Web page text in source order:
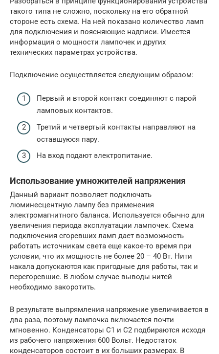
такого типа не сложно, поскольку на его обратной
стороне есть схема. На ней показано количество ламп
для подключения и поясняющие надписи. Имеется
информация о мощности лампочек и других
технических параметрах устройства.
Подключение осуществляется следующим образом:
Первый и второй контакт соединяют с парой
ламповых контактов.
Третий и четвертый контакты направляют на
оставшуюся пару.
На вход подают электропитание.
Использование умножителей напряжения
Данный вариант позволяет подключать
люминесцентную лампу без применения
электромагнитного баланса. Используется обычно для
увеличения периода эксплуатации лампочек. Схема
подключения сгоревших ламп дает возможность
работать источникам света еще какое-то время при
условии, что их мощность не более 20 – 40 Вт. Нити
накала допускаются как пригодные для работы, так и
перегоревшие. В любом случае выводы нитей
необходимо закоротить.
В результате выпрямления напряжение увеличивается в
два раза, поэтому лампочка включается почти
мгновенно. Конденсаторы C1 и С2 подбираются исходя
из рабочего напряжения 600 Вольт. Недостаток
конденсаторов состоит в их больших размерах. В